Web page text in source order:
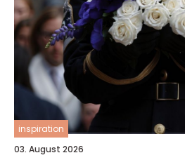
inspiration
03. August 2026